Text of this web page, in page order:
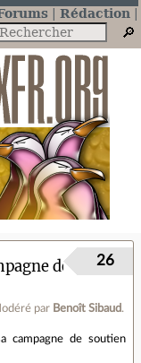
Rédaction
de
par Benoît Sibaud.
26
campagne de soutien